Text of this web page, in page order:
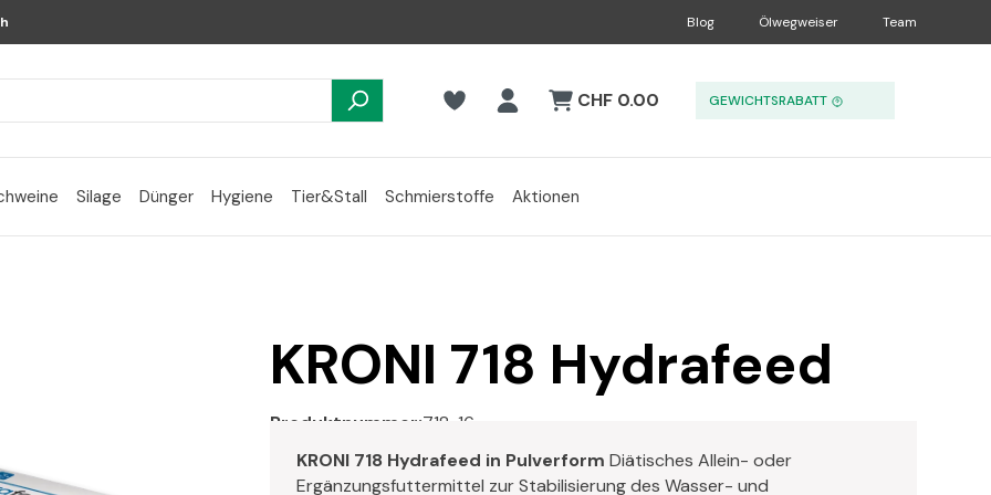
Blog Ölwegweiser Team
CHF 0.00 GEWICHTSRABATT
Silage Dünger Hygiene Tier&Stall Schmierstoffe Aktionen
KRONI 718 Hydrafeed
Produktnummer:718-16
KRONI 718 Hydrafeed in Pulverform Diätisches Allein- oder
Ergänzungsfuttermittel zur Stabilisierung des Wasser- und